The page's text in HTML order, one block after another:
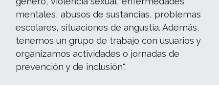
mentales, abusos de sustancias, problemas
escolares, situaciones de angustia. Además,
tenemos un grupo de trabajo con usuarios y
organizamos actividades o jornadas de
prevención y de inclusión".